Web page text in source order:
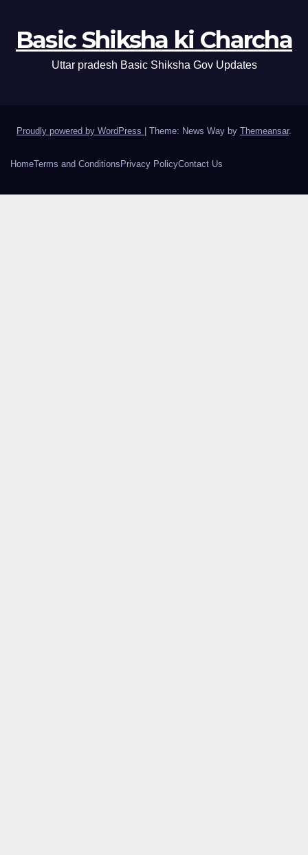
Basic Shiksha ki Charcha
Uttar pradesh Basic Shiksha Gov Updates
Proudly powered by WordPress | Theme: News Way by Themeansar.
HomeTerms and Conditions Privacy PolicyContact Us